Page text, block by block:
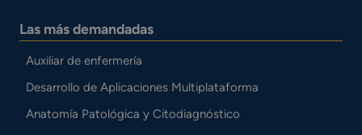
Las más demandadas
Auxiliar de enfermería
Desarrollo de Aplicaciones Multiplataforma
Anatomía Patológica y Citodiagnóstico